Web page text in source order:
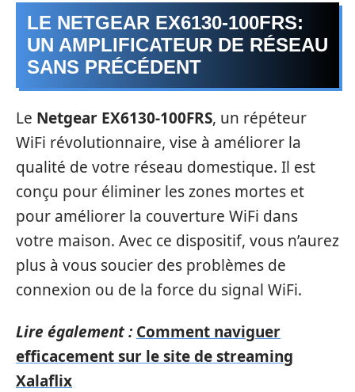
LE NETGEAR EX6130-100FRS:
UN AMPLIFICATEUR DE RÉSEAU
SANS PRÉCÉDENT
Le Netgear EX6130-100FRS, un répéteur
WiFi révolutionnaire, vise à améliorer la
qualité de votre réseau domestique. Il est
conçu pour éliminer les zones mortes et
pour améliorer la couverture WiFi dans
votre maison. Avec ce dispositif, vous n’aurez
plus à vous soucier des problèmes de
connexion ou de la force du signal WiFi.
Lire également : Comment naviguer
efficacement sur le site de streaming
Xalaflix